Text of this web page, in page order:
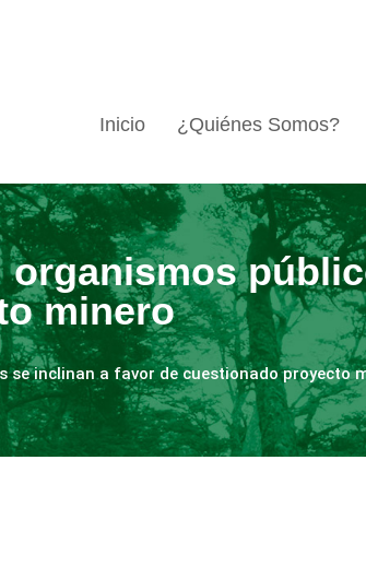
Inicio ¿Quiénes Somos?
organismos
minero
se inclinan a favor de cuestionado proyecto